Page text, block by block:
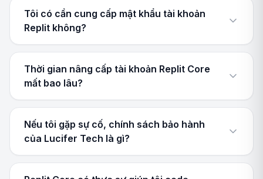
Tôi có cần cung cấp mật khẩu tài khoản
Replit không?
Thời gian nâng cấp tài khoản Replit Core
mất bao lâu?
Nếu tôi gặp sự cố, chính sách bảo hành
của Lucifer Tech là gì?